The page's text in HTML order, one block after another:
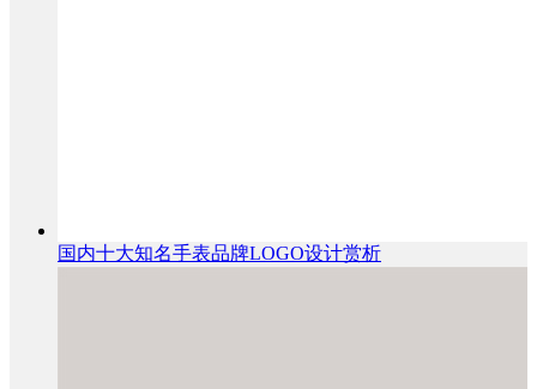
国内十大知名手表品牌LOGO设计赏析